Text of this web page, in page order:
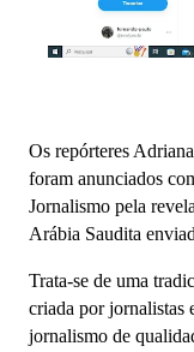
Os repórteres
foram anunciados
Jornalismo pela
Arábia Saudita
Trata-se de uma
criada por jornalistas
jornalismo de